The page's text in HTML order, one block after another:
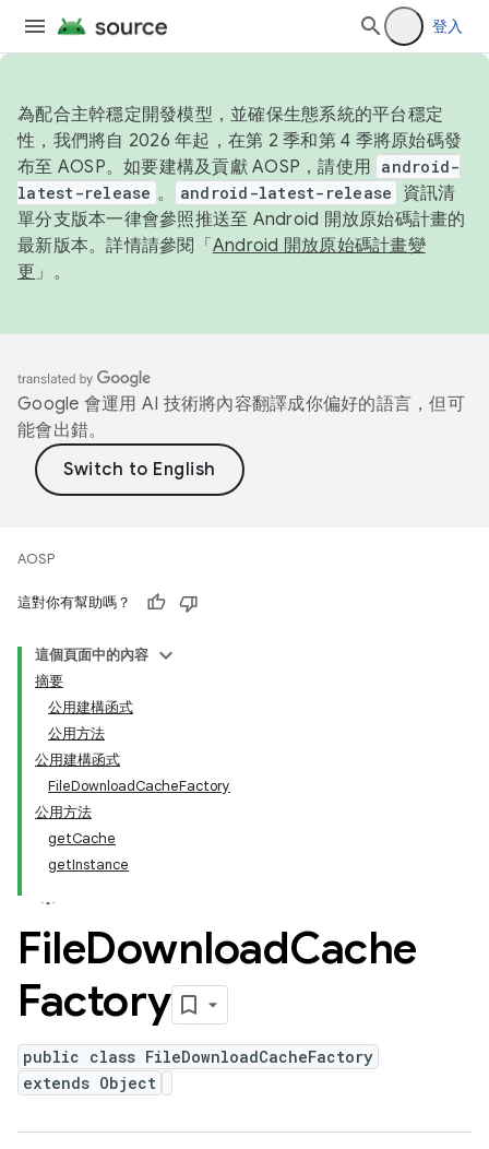
登入
為配合主幹穩定開發模型，並確保生態系統的平台穩定
性，我們將自 2026 年起，在第 2 季和第 4 季將原始碼發
布至 AOSP。如要建構及貢獻 AOSP，請使用 android-
latest-release 。 android-latest-release
資訊清
單分支版本一律會參照推送至 Android 開放原始碼計畫的
最新版本。詳情請參閱「 Android 開放原始碼計畫變
更 」。
Google 會運用 AI 技術將內容翻譯成你偏好的語言，但可
能會出錯。
AOSP
這對你有幫助嗎？
這個頁面中的內容
摘要
公用建構函式
公用方法
公用建構函式
FileDownloadCacheFactory
公用方法
getCache
getInstance
FileDownloadCache
Factory
public class FileDownloadCacheFactory
extends Object